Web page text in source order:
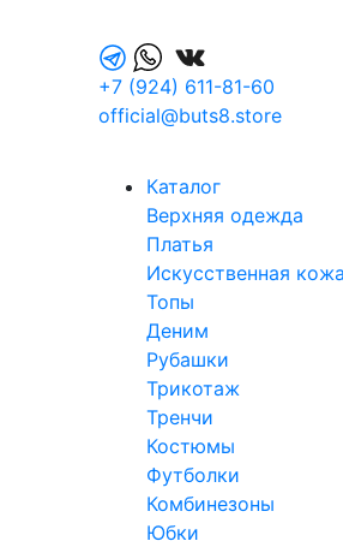
+7 (924) 611-81-60
official@buts8.store
Каталог
Верхняя одежда
Платья
Искусственная кожа
Топы
Деним
Рубашки
Трикотаж
Тренчи
Костюмы
Футболки
Комбинезоны
Юбки